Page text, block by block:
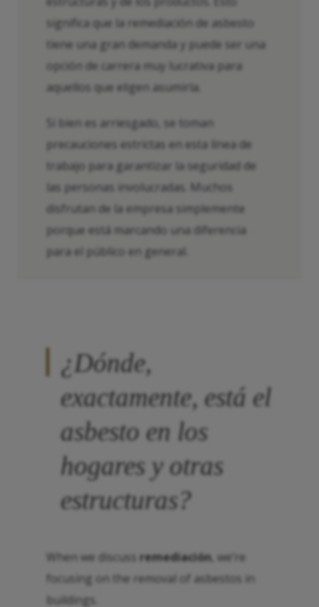
significa que la remediación de asbesto
tiene una gran demanda y puede ser una
opción de carrera muy lucrativa para
aquellos que eligen asumirla.
Si bien es arriesgado, se toman
precauciones estrictas en esta línea de
trabajo para garantizar la seguridad de
las personas involucradas. Muchos
disfrutan de la empresa simplemente
porque está marcando una diferencia
para el público en general.
¿Dónde,
exactamente, está el
asbesto en los
hogares y otras
estructuras?
When we discuss remediación, we’re
focusing on the removal of asbestos in
buildings.